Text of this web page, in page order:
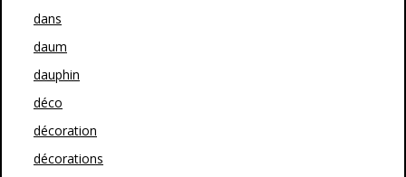
dans
daum
dauphin
déco
décoration
décorations